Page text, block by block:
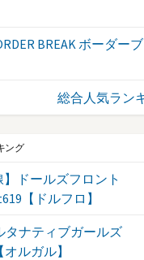
BREAK ボーダー
総合人気ラン
ング
】ドールズフロント
【ドルフロ】
タナティブガールズ
ルガル】